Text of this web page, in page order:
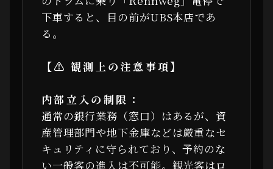
下車すると、目の前がUBS本店であ
る。
【⚠ 観測上の注意事項】
内部立入の制限：
通常の銀行業務（窓口）はあるが、資
産管理部門や地下金庫などは厳重なセ
キュリティに守られており、予約のな
い一般客の進入は不可能。観光客はロ